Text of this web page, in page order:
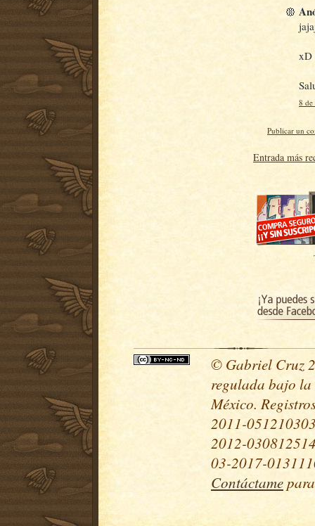
xD
8 de
Publicar un
Entrada más
© Gabriel Cruz
regulada bajo la
México.
2011-
2012-
03-2017-
Contáctame